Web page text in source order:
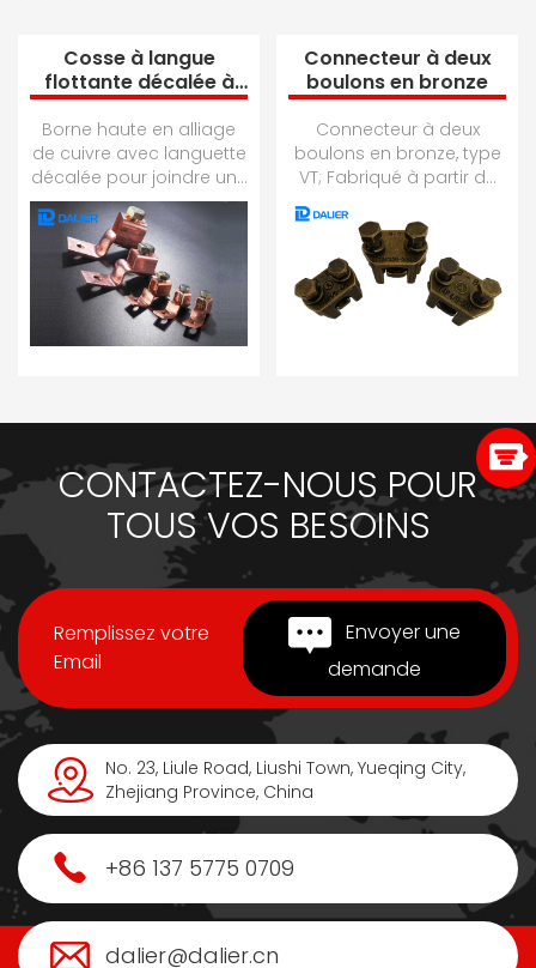
Cosse à langue
flottante décalée à
un trou
Borne haute en alliage
de cuivre avec languette
décalée pour joindre une
large gamme de câbles
aux plots d'équipement
ou à la...
Connecteur à deux
boulons en bronze
Connecteur à deux
boulons en bronze, type
VT; Fabriqué à partir de
bronze haute résistance
pour des connecteurs
robustes et i...
CONTACTEZ-NOUS POUR
TOUS VOS BESOINS
Remplissez votre
Email
Envoyer une
demande
No. 23, Liule Road, Liushi Town, Yueqing City,
Zhejiang Province, China
+86 137 5775 0709
dalier@dalier.cn